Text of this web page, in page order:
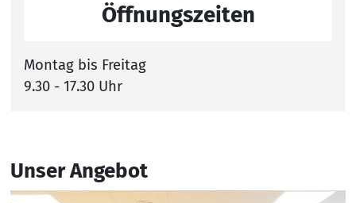
Öffnungszeiten
Montag bis Freitag
9.30 - 17.30 Uhr
Unser Angebot